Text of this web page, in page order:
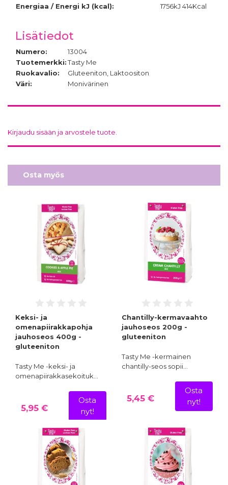
Energiaa / Energi kJ (kcal):
1756kJ 414Kcal
Lisätiedot
Numero:
13004
Tuotemerkki:Tasty Me
Ruokavalio:
Gluteeniton, Laktoositon
Väri:
Monivärinen
Kirjaudu sisään ja arvostele tuote.
Osta myös
Keksi- ja
omenapiirakkapohja
jauhoseos 400g -
gluteeniton
Tasty Me -keksi- ja
omenapiirakkasekoituk…
5,95 €
Osta
nyt!
Chantilly-kermavaahto
jauhoseos 200g -
gluteeniton
Tasty Me -kermainen
chantilly-seos sopii…
5,45 €
Osta
nyt!